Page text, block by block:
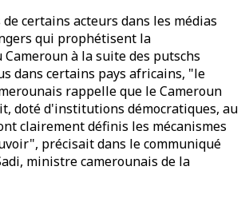
de certains acteurs dans les médias
qui prophétisent la
à la suite des putschs
dans certains pays africains, "le
rappelle que le Cameroun
doté d'institutions démocratiques, au
clairement définis les mécanismes
précisait dans le communiqué
ministre camerounais de la